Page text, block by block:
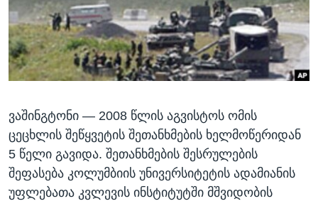
ᲡᲢᲣᲓᲘᲐ ᲕᲐᲨᲘᲜᲒᲢᲝᲜᲘ
ᲔᲙᲝᲜᲝᲛᲘᲙᲐ
ᲯᲐᲜᲛᲠᲗᲔᲚᲝᲑᲐ
ᲛᲔᲪᲜᲘᲔᲠᲔᲑᲐ
ᲙᲣᲚᲢᲣᲠᲐ
ᲒᲐᲚᲘᲚᲔᲝ
ᲓᲔᲖᲘᲜᲤᲝᲠᲛᲐᲪᲘᲐ
Learning English
ᲗᲕᲐᲚᲘ ᲒᲕᲐᲓᲔᲕᲜᲔᲗ
ენები
ᲕᲐᲨᲘᲜᲒᲢᲝᲜᲘ — 2008 წლის აგვისტოს ომის
ცეცხლის შეწყვეტის შეთანხმების ხელმოწერიდან
5 წელი გავიდა. შეთანხმების შესრულების
შეფასება კოლუმბიის უნივერსიტეტის ადამიანის
უფლებათა კვლევის ინსტიტუტში მშვიდობის